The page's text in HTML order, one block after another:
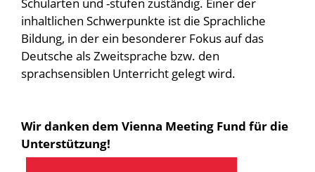
inhaltlichen Schwerpunkte ist die Sprachliche
Bildung, in der ein besonderer Fokus auf das
Deutsche als Zweitsprache bzw. den
sprachsensiblen Unterricht gelegt wird.
Wir danken dem Vienna Meeting Fund für die
Unterstützung!